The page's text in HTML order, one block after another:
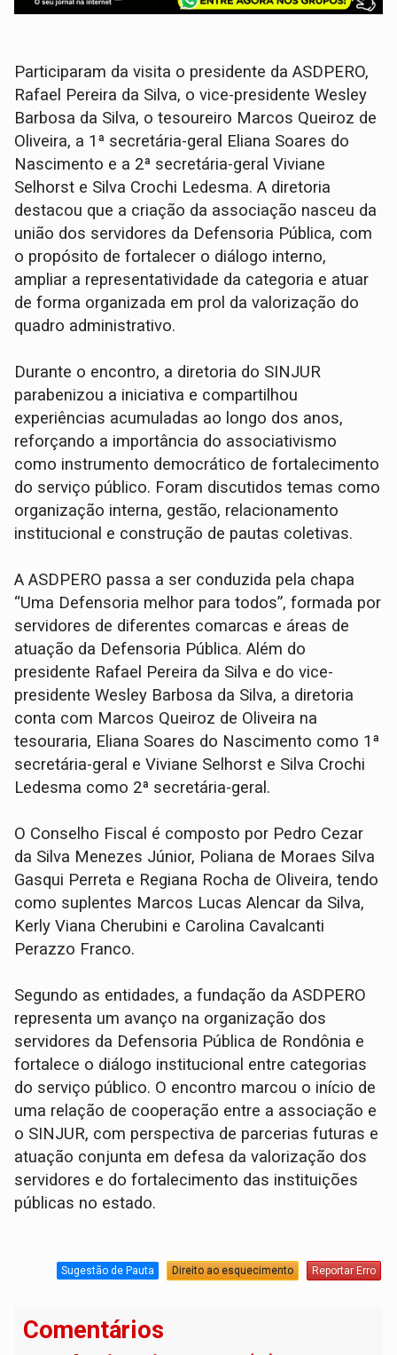
Participaram da visita o presidente da ASDPERO,
Rafael Pereira da Silva, o vice-presidente Wesley
Barbosa da Silva, o tesoureiro Marcos Queiroz de
Oliveira, a 1ª secretária-geral Eliana Soares do
Nascimento e a 2ª secretária-geral Viviane
Selhorst e Silva Crochi Ledesma. A diretoria
destacou que a criação da associação nasceu da
união dos servidores da Defensoria Pública, com
o propósito de fortalecer o diálogo interno,
ampliar a representatividade da categoria e atuar
de forma organizada em prol da valorização do
quadro administrativo.
Durante o encontro, a diretoria do SINJUR
parabenizou a iniciativa e compartilhou
experiências acumuladas ao longo dos anos,
reforçando a importância do associativismo
como instrumento democrático de fortalecimento
do serviço público. Foram discutidos temas como
organização interna, gestão, relacionamento
institucional e construção de pautas coletivas.
A ASDPERO passa a ser conduzida pela chapa
“Uma Defensoria melhor para todos”, formada por
servidores de diferentes comarcas e áreas de
atuação da Defensoria Pública. Além do
presidente Rafael Pereira da Silva e do vice-
presidente Wesley Barbosa da Silva, a diretoria
conta com Marcos Queiroz de Oliveira na
tesouraria, Eliana Soares do Nascimento como 1ª
secretária-geral e Viviane Selhorst e Silva Crochi
Ledesma como 2ª secretária-geral.
O Conselho Fiscal é composto por Pedro Cezar
da Silva Menezes Júnior, Poliana de Moraes Silva
Gasqui Perreta e Regiana Rocha de Oliveira, tendo
como suplentes Marcos Lucas Alencar da Silva,
Kerly Viana Cherubini e Carolina Cavalcanti
Perazzo Franco.
Segundo as entidades, a fundação da ASDPERO
representa um avanço na organização dos
servidores da Defensoria Pública de Rondônia e
fortalece o diálogo institucional entre categorias
do serviço público. O encontro marcou o início de
uma relação de cooperação entre a associação e
o SINJUR, com perspectiva de parcerias futuras e
atuação conjunta em defesa da valorização dos
servidores e do fortalecimento das instituições
públicas no estado.
Sugestão de Pauta Direito ao esquecimento Reportar Erro
Comentários